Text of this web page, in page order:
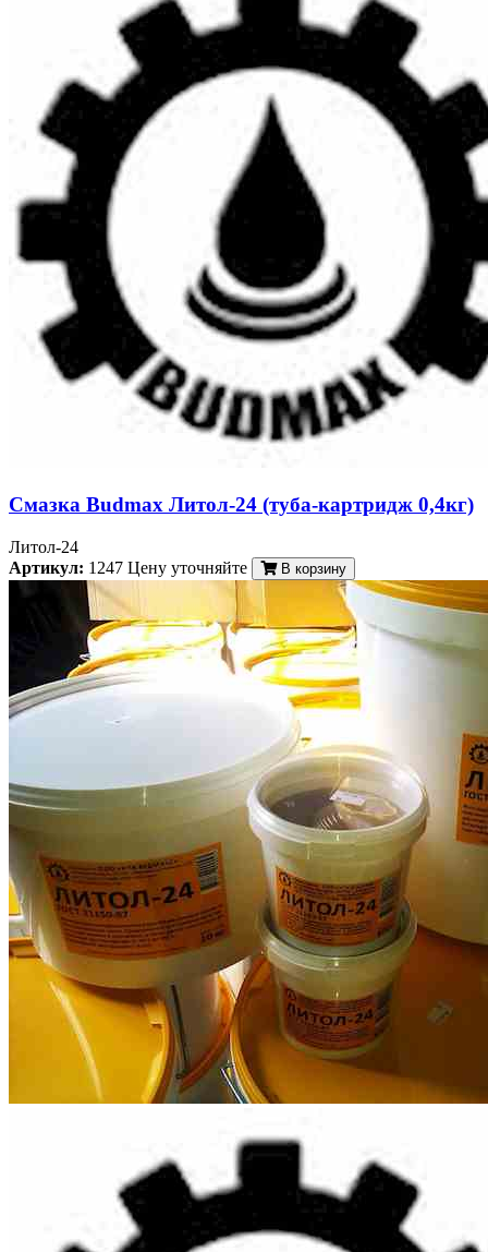
Смазка Budmax Литол-24 (туба-картридж 0,4кг)
Литол-24
Артикул: 1247 Цену уточняйте В корзину